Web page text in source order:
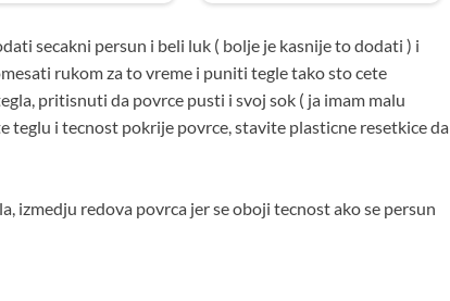
secakni persun i beli luk ( bolje je kasnije to dodati ) i
rukom za to vreme i puniti tegle tako sto cete
pritisnuti da povrce pusti i svoj sok ( ja imam malu
teglu i tecnost pokrije povrce, stavite plasticne resetkice da
izmedju redova povrca jer se oboji tecnost ako se persun